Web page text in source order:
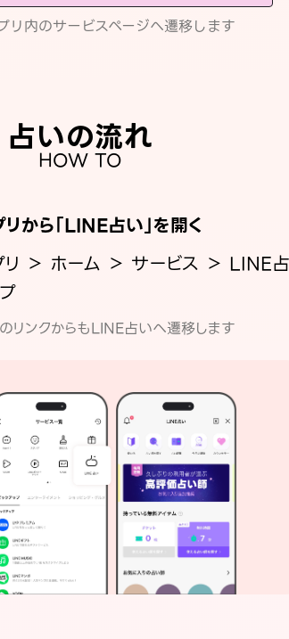
内のサービスページへ遷移します
占いの流れ
HOW TO
から「LINE占い」を開く
＞ ホーム ＞ サービス ＞ LINE占
リンクからもLINE占いへ遷移します